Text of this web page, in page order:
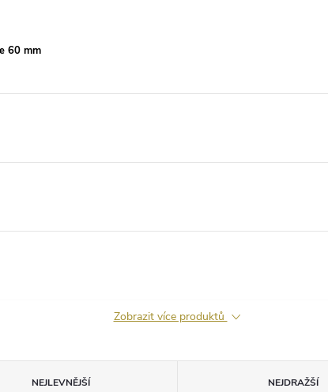
60 mm
Zobrazit více produktů
NEJLEVNĚJŠÍ NEJDRAŽŠÍ